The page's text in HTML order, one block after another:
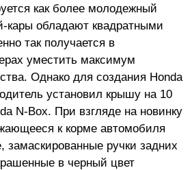
как более молодежный
кары обладают квадратными
так получается в
уместить максимум
Однако для создания Honda
установил крышу на 10
N-Box. При взгляде на новинку
к корме автомобиля
замаскированные ручки задних
в черный цвет